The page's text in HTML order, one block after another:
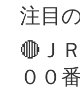
注目
🔴Ｊ
００